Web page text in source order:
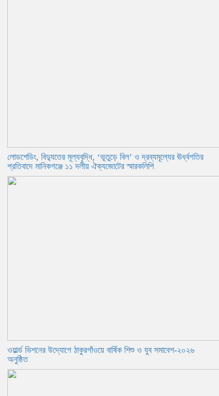
লোডশেডিং, বিদ্যুতের মূল্যবৃদ্ধি, ‘ভূতুড়ে বিল’ ও দ্রব্যমূল্যের ঊর্ধ্বগতির
প্রতিবাদে মানিকগঞ্জে ১১ দলীয় ঐক্যজোটের স্মারকলিপি
ওয়ার্ল্ড ভিশনের উদ্যোগে ঠাকুরগাঁওয়ে বার্ষিক শিশু ও যুব সমাবেশ-২০২৬
অনুষ্ঠিত